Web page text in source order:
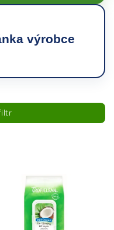
výrobce